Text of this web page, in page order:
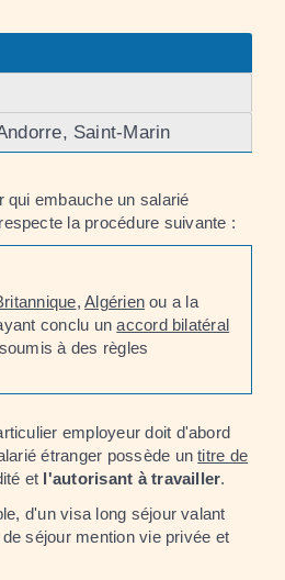
Saint-Marin
qui embauche un salarié
la procédure suivante :
,Algérien ou a la
conclu unaccord bilatéral
à des règles
employeur doit d'abord
étranger possède untitre de
et l'autorisant à travailler.
d'un visa long séjour valant
séjour mention vie privée et